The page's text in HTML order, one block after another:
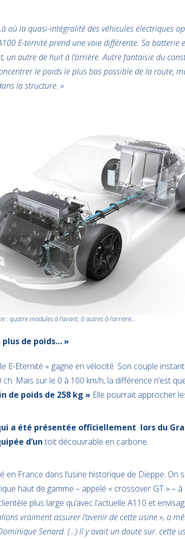
où la quasi-intégralité des véhicules électriques
E-ternité prend une voie différente. Sa
un autre de huit à l’arrière. Autre fantaisie du
le poids le plus bas possible de la route,
la structure. »
: quatre modules à l’avant, 8 autres à l’arrière…
de poids… »
E-Eternité « gagne en vélocité. Son couple
ch. Mais sur le 0 à 100 km/h, la différence n’est
de poids de 258 kg » Elle pourrait approcher
a été présentée officiellement lors du
d’un toit découvrable en carbone.
France dans l’usine historique de Dieppe. On
haut de gamme – appelé « crossover GT » –
plus large qu’avec l’actuelle A110 et
vraiment assurer l’avenir de cette usine », a
Senard. (…) Il y avait un doute sur. cette